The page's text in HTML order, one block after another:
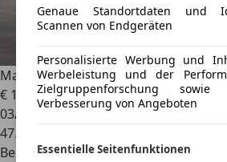
Genaue Standortdaten und
Scannen von Endgeräten
Personalisierte Werbung und
Werbeleistung und der
Zielgruppenforschung
Verbesserung von Angeboten
Essentielle Seitenfunktionen
Mazda 3SKYACTIV-G 120 URBAN
€ 13.980
03/2016
47.923 km
Benzin